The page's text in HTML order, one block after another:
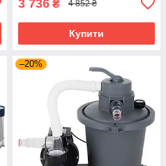
3 736 ₴ 4 852 ₴
Купити
–20%